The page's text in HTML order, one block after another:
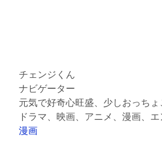
チェンジくん
ナビゲーター
元気で好奇心旺盛、少しおっち
ドラマ、映画、アニメ、漫画、
漫画